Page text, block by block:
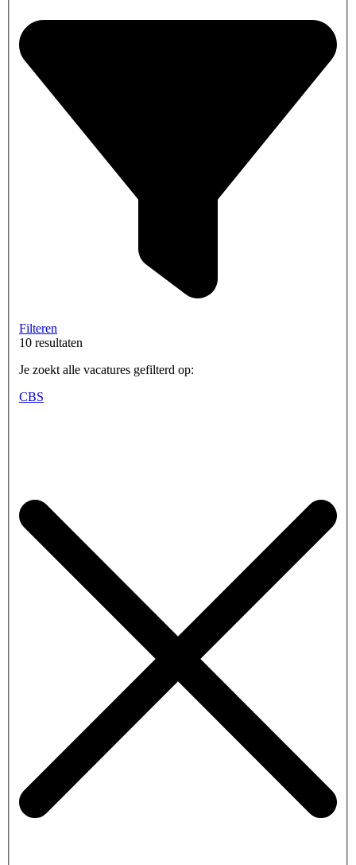
Filteren
10 resultaten
Je zoekt alle vacatures gefilterd op:
CBS